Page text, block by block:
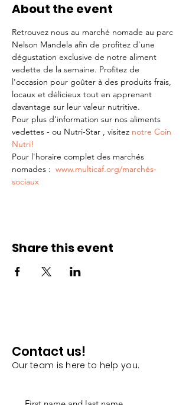
About the event
Retrouvez nous au marché nomade au parc
Nelson Mandela afin de profitez d'une
dégustation exclusive de notre aliment
vedette de la semaine. Profitez de
l'occasion pour goûter à des produits frais,
locaux et délicieux tout en apprenant
davantage sur leur valeur nutritive.
Pour plus d'information sur nos aliments
vedettes - ou Nutri-Star , visitez notre Coin
Nutri!
Pour l'horaire complet des marchés
nomades : www.multicaf.org/marchés-
sociaux
Share this event
Contact us!
Our team is here to help you.